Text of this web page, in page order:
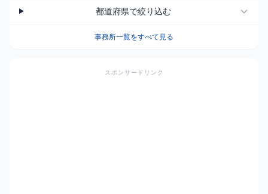
都道府県で絞り込む
事務所一覧をすべて見る
スポンサードリンク